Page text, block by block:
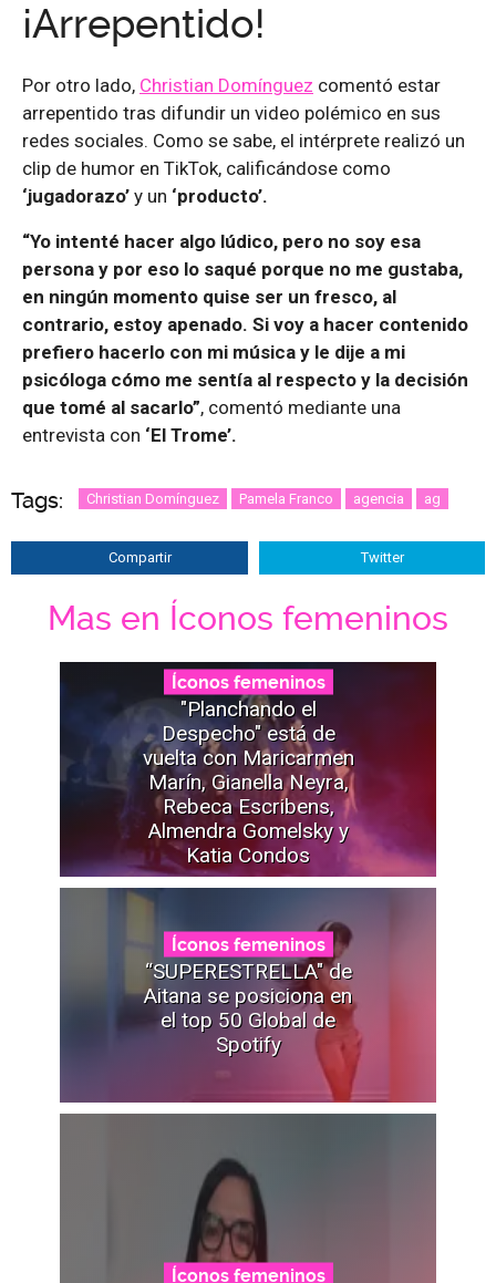
¡Arrepentido!
Por otro lado, Christian Domínguez comentó estar
arrepentido tras difundir un video polémico en sus
redes sociales. Como se sabe, el intérprete realizó un
clip de humor en TikTok, calificándose como
‘jugadorazo’ y un ‘producto’.
“Yo intenté hacer algo lúdico, pero no soy esa
persona y por eso lo saqué porque no me gustaba,
en ningún momento quise ser un fresco, al
contrario, estoy apenado. Si voy a hacer contenido
prefiero hacerlo con mi música y le dije a mi
psicóloga cómo me sentía al respecto y la decisión
que tomé al sacarlo”, comentó mediante una
entrevista con ‘El Trome’.
Tags: Christian Domínguez Pamela Franco agencia ag
Compartir Twitter
Mas en Íconos femeninos
Íconos femeninos
"Planchando el
Despecho" está de
vuelta con Maricarmen
Marín, Gianella Neyra,
Rebeca Escribens,
Almendra Gomelsky y
Katia Condos
Íconos femeninos
“SUPERESTRELLA" de
Aitana se posiciona en
el top 50 Global de
Spotify
Íconos femeninos